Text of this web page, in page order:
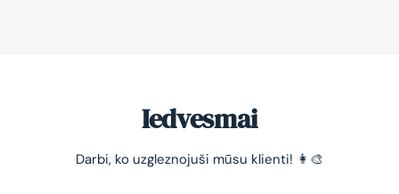
Iedvesmai
Darbi, ko uzgleznojuši mūsu klienti! 👩‍🎨